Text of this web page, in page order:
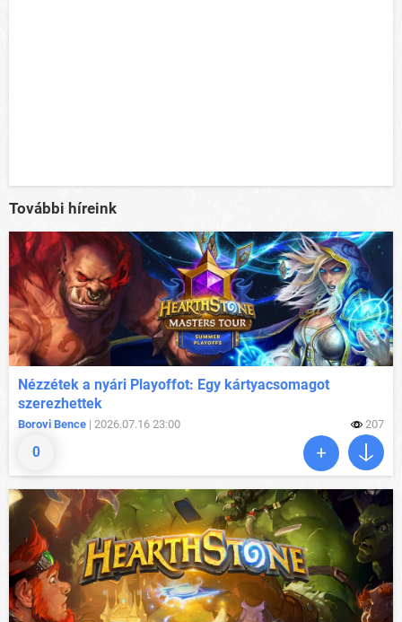
További híreink
0
Nézzétek a nyári Playoffot: Egy kártyacsomagot
szerezhettek
Borovi Bence | 2026.07.16 23:00 207